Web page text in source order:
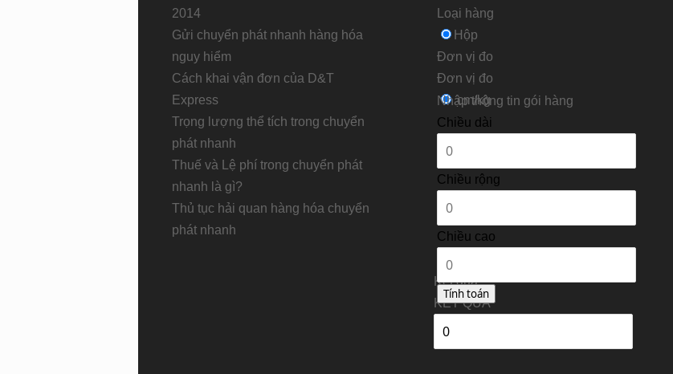
2014
Gửi chuyển phát nhanh hàng hóa
nguy hiểm
Cách khai vận đơn của D&T
Express
Trọng lượng thể tích trong chuyển
phát nhanh
Thuế và Lệ phí trong chuyển phát
nhanh là gì?
Thủ tục hải quan hàng hóa chuyển
phát nhanh
Loại hàng
Hộp
Đơn vị đo
Ðơn vị đo
cm/kg
Nhập thông tin gói hàng
Chiều dài
Chiều rộng
Chiều cao
Kết quả
KẾT QUẢ